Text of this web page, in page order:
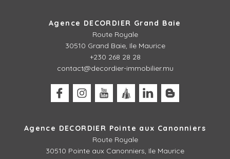
Agence DECORDIER Grand Baie
Route Royale
30510 Grand Baie, Ile Maurice
+230 268 28 28
contact@decordier-immobilier.mu
Agence DECORDIER Pointe aux Canonniers
Route Royale
30510 Pointe aux Canonniers, Ile Maurice